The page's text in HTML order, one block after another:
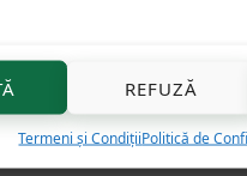
REFUZĂ
Termeni și CondițiiPolitică de